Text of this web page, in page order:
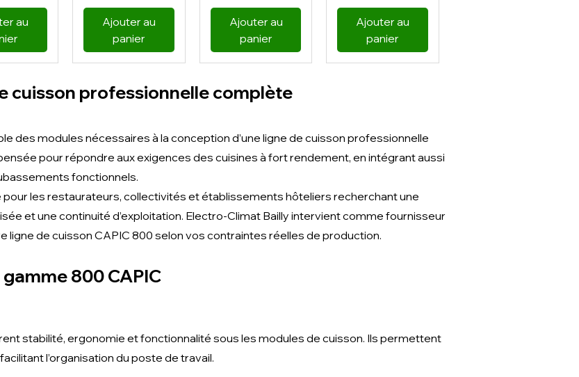
au
Ajouter au
panier
Ajouter au
panier
Ajouter au
panier
cuisson professionnelle complète
des modules nécessaires à la conception d’une ligne de cuisson professionnelle
pour répondre aux exigences des cuisines à fort rendement, en intégrant aussi
fonctionnels.
les restaurateurs, collectivités et établissements hôteliers recherchant une
et une continuité d’exploitation. Electro-Climat Bailly intervient comme fournisseur
de cuisson CAPIC 800 selon vos contraintes réelles de production.
800 CAPIC
stabilité, ergonomie et fonctionnalité sous les modules de cuisson. Ils permettent
l’organisation du poste de travail.